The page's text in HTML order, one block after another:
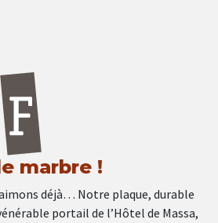
marbre !
déjà… Notre plaque, durable
portail de l’Hôtel de Massa,